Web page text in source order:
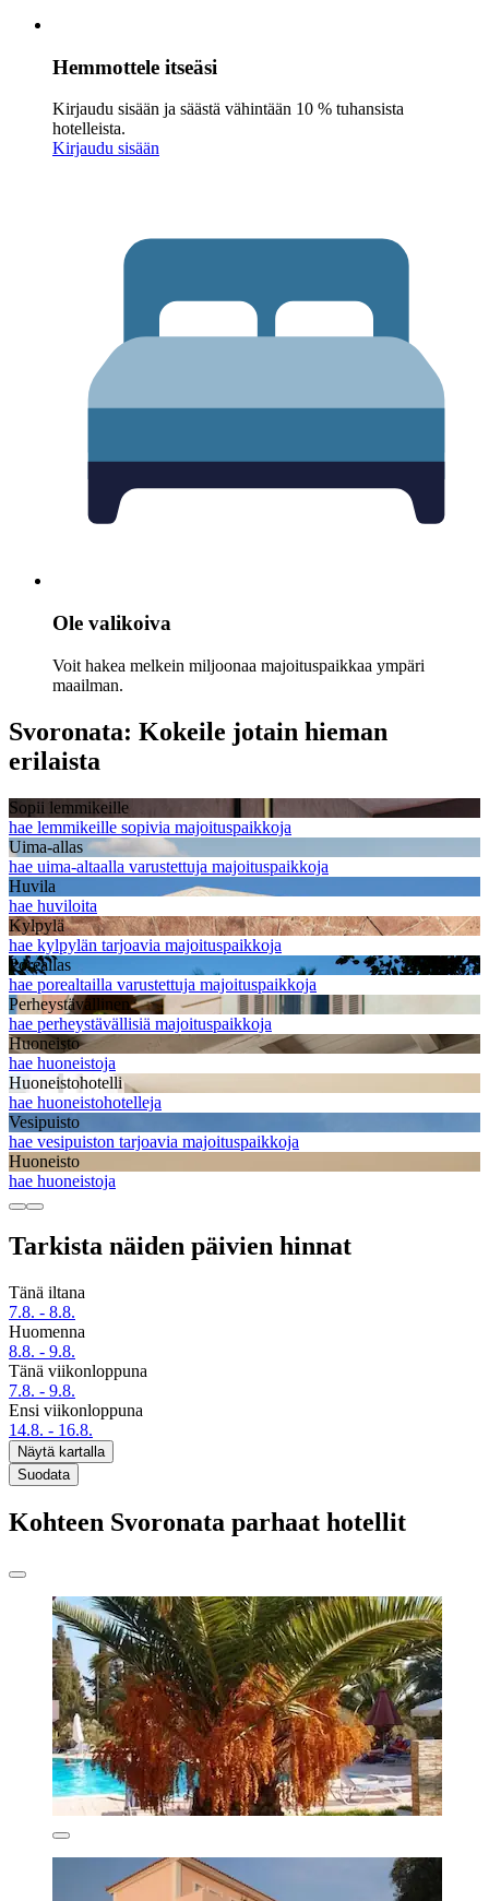
Hemmottele itseäsi
Kirjaudu sisään ja säästä vähintään 10 % tuhansista
hotelleista.
Kirjaudu sisään
Ole valikoiva
Voit hakea melkein miljoonaa majoituspaikkaa ympäri
maailman.
Svoronata: Kokeile jotain hieman
erilaista
Sopii lemmikeille
hae lemmikeille sopivia majoituspaikkoja
Uima-allas
hae uima-altaalla varustettuja majoituspaikkoja
Huvila
hae huviloita
Kylpylä
hae kylpylän tarjoavia majoituspaikkoja
Poreallas
hae porealtailla varustettuja majoituspaikkoja
Perheystävällinen
hae perheystävällisiä majoituspaikkoja
Huoneisto
hae huoneistoja
Huoneistohotelli
hae huoneistohotelleja
Vesipuisto
hae vesipuiston tarjoavia majoituspaikkoja
Huoneisto
hae huoneistoja
Tarkista näiden päivien hinnat
Tänä iltana
7.8. - 8.8.
Huomenna
8.8. - 9.8.
Tänä viikonloppuna
7.8. - 9.8.
Ensi viikonloppuna
14.8. - 16.8.
Näytä kartalla
Suodata
Kohteen Svoronata parhaat hotellit